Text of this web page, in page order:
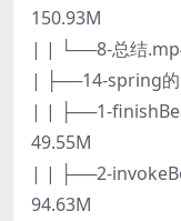
150.93M
| | └──8-总结
| ├──14-spring的
| | ├──1-
49.55M
| | ├──2-
94.63M